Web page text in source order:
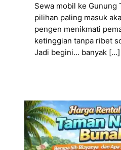
Sewa mobil ke Gunung
pilihan paling masuk
pengen menikmati
ketinggian tanpa ribet
Jadi begini… banyak […]